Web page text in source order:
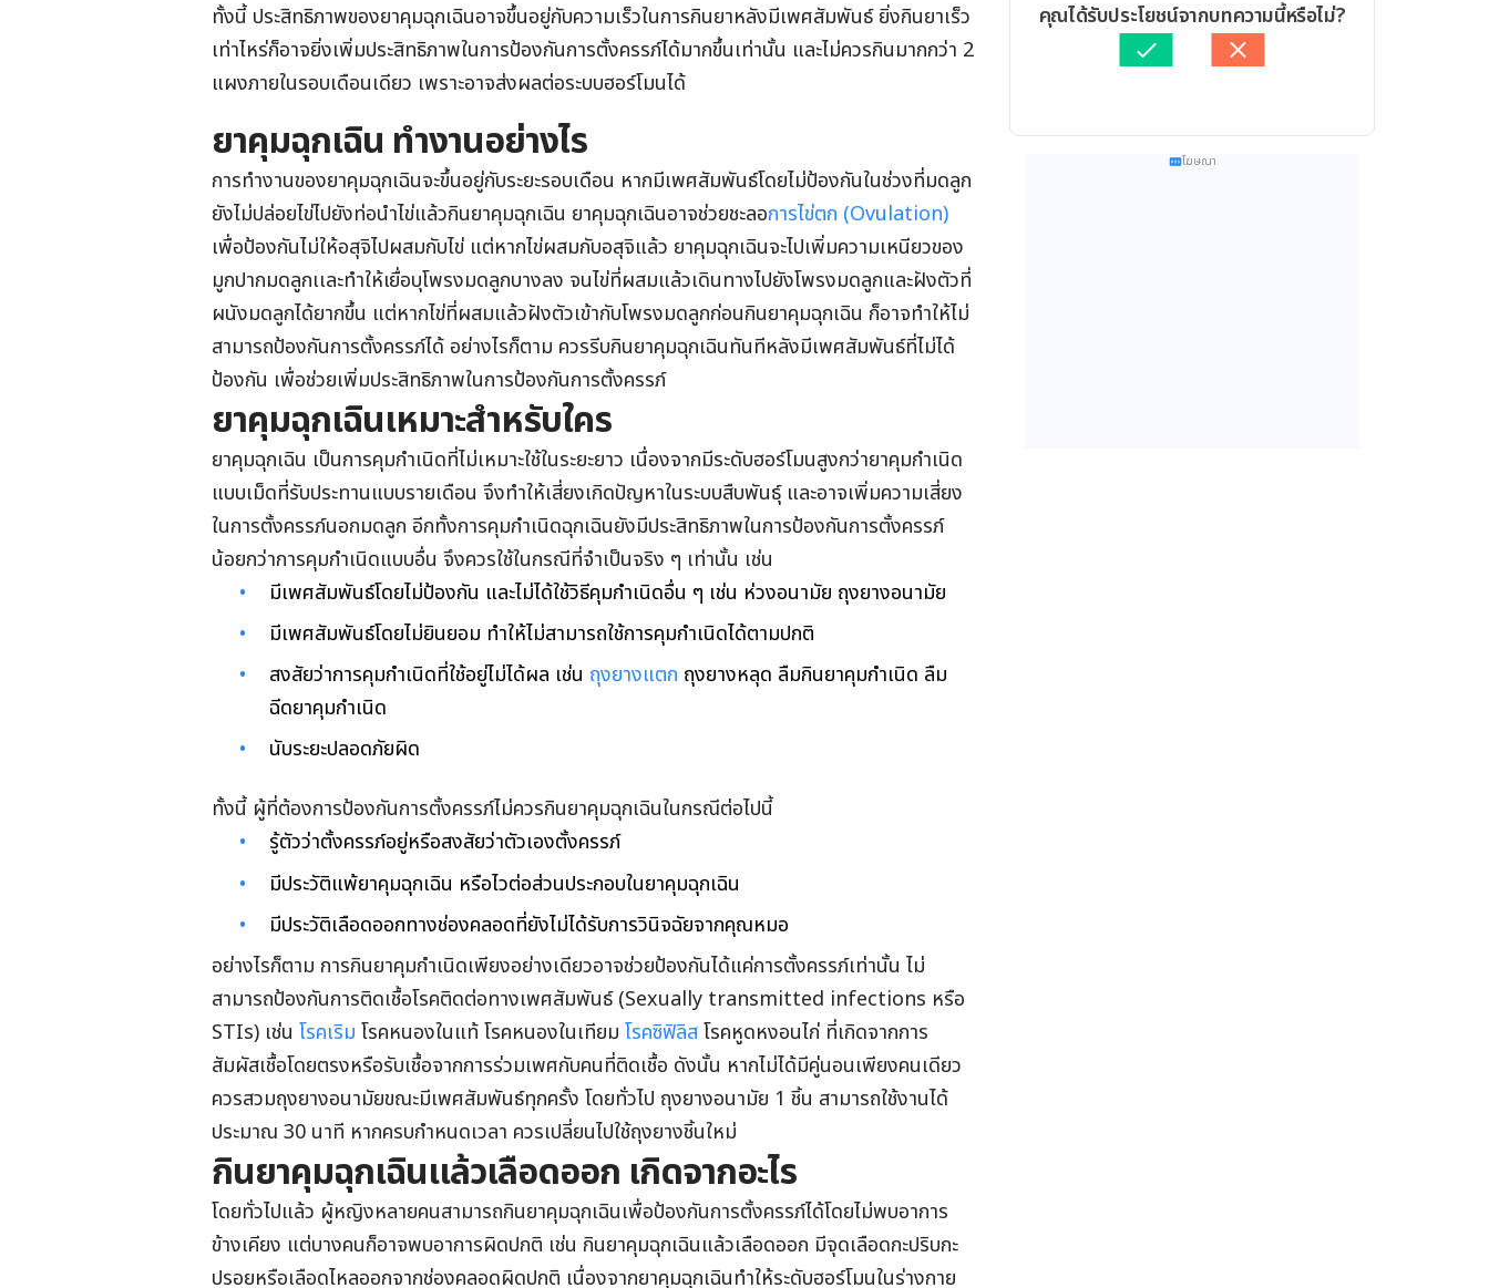
ทั้งนี้ ประสิทธิภาพของยาคุมฉุกเฉินอาจขึ้นอยู่กับความเร็วในการกินยาหลังมีเพศสัมพันธ์ ยิ่งกินยาเร็ว
เท่าไหร่ก็อาจยิ่งเพิ่มประสิทธิภาพในการป้องกันการตั้งครรภ์ได้มากขึ้นเท่านั้น และไม่ควรกินมากกว่า 2
แผงภายในรอบเดือนเดียว เพราะอาจส่งผลต่อระบบฮอร์โมนได้
ยาคุมฉุกเฉิน ทำงานอย่างไร
การทำงานของยาคุมฉุกเฉินจะขึ้นอยู่กับระยะรอบเดือน หากมีเพศสัมพันธ์โดยไม่ป้องกันในช่วงที่มดลูก
ยังไม่ปล่อยไข่ไปยังท่อนำไข่แล้วกินยาคุมฉุกเฉิน ยาคุมฉุกเฉินอาจช่วยชะลอการไข่ตก (Ovulation)
เพื่อป้องกันไม่ให้อสุจิไปผสมกับไข่ แต่หากไข่ผสมกับอสุจิแล้ว ยาคุมฉุกเฉินจะไปเพิ่มความเหนียวของ
มูกปากมดลูกเเละทำให้เยื่อบุโพรงมดลูกบางลง จนไข่ที่ผสมแล้วเดินทางไปยังโพรงมดลูกและฝังตัวที่
ผนังมดลูกได้ยากขึ้น แต่หากไข่ที่ผสมแล้วฝังตัวเข้ากับโพรงมดลูกก่อนกินยาคุมฉุกเฉิน ก็อาจทำให้ไม่
สามารถป้องกันการตั้งครรภ์ได้ อย่างไรก็ตาม ควรรีบกินยาคุมฉุกเฉินทันทีหลังมีเพศสัมพันธ์ที่ไม่ได้
ป้องกัน เพื่อช่วยเพิ่มประสิทธิภาพในการป้องกันการตั้งครรภ์
ยาคุมฉุกเฉินเหมาะสำหรับใคร
ยาคุมฉุกเฉิน เป็นการคุมกำเนิดที่ไม่เหมาะใช้ในระยะยาว เนื่องจากมีระดับฮอร์โมนสูงกว่ายาคุมกำเนิด
แบบเม็ดที่รับประทานแบบรายเดือน จึงทำให้เสี่ยงเกิดปัญหาในระบบสืบพันธุ์ และอาจเพิ่มความเสี่ยง
ในการตั้งครรภ์นอกมดลูก อีกทั้งการคุมกำเนิดฉุกเฉินยังมีประสิทธิภาพในการป้องกันการตั้งครรภ์
น้อยกว่าการคุมกำเนิดแบบอื่น จึงควรใช้ในกรณีที่จำเป็นจริง ๆ เท่านั้น เช่น
มีเพศสัมพันธ์โดยไม่ป้องกัน และไม่ได้ใช้วิธีคุมกำเนิดอื่น ๆ เช่น ห่วงอนามัย ถุงยางอนามัย
มีเพศสัมพันธ์โดยไม่ยินยอม ทำให้ไม่สามารถใช้การคุมกำเนิดได้ตามปกติ
สงสัยว่าการคุมกำเนิดที่ใช้อยู่ไม่ได้ผล เช่น ถุงยางแตก ถุงยางหลุด ลืมกินยาคุมกำเนิด ลืม
ฉีดยาคุมกำเนิด
นับระยะปลอดภัยผิด
ทั้งนี้ ผู้ที่ต้องการป้องกันการตั้งครรภ์ไม่ควรกินยาคุมฉุกเฉินในกรณีต่อไปนี้
รู้ตัวว่าตั้งครรภ์อยู่หรือสงสัยว่าตัวเองตั้งครรภ์
มีประวัติแพ้ยาคุมฉุกเฉิน หรือไวต่อส่วนประกอบในยาคุมฉุกเฉิน
มีประวัติเลือดออกทางช่องคลอดที่ยังไม่ได้รับการวินิจฉัยจากคุณหมอ
อย่างไรก็ตาม การกินยาคุมกำเนิดเพียงอย่างเดียวอาจช่วยป้องกันได้แค่การตั้งครรภ์เท่านั้น ไม่
สามารถป้องกันการติดเชื้อโรคติดต่อทางเพศสัมพันธ์ (Sexually transmitted infections หรือ
STIs) เช่น โรคเริม โรคหนองในแท้ โรคหนองในเทียม โรคซิฟิลิสโรคหูดหงอนไก่ ที่เกิดจากการ
สัมผัสเชื้อโดยตรงหรือรับเชื้อจากการร่วมเพศกับคนที่ติดเชื้อ ดังนั้น หากไม่ได้มีคู่นอนเพียงคนเดียว
ควรสวมถุงยางอนามัยขณะมีเพศสัมพันธ์ทุกครั้ง โดยทั่วไป ถุงยางอนามัย 1 ชิ้น สามารถใช้งานได้
ประมาณ 30 นาที หากครบกำหนดเวลา ควรเปลี่ยนไปใช้ถุงยางชิ้นใหม่
กินยาคุมฉุกเฉินแล้วเลือดออก เกิดจากอะไร
โดยทั่วไปแล้ว ผู้หญิงหลายคนสามารถกินยาคุมฉุกเฉินเพื่อป้องกันการตั้งครรภ์ได้โดยไม่พบอาการ
ข้างเคียง แต่บางคนก็อาจพบอาการผิดปกติ เช่น กินยาคุมฉุกเฉินแล้วเลือดออก มีจุดเลือดกะปริบกะ
ปรอยหรือเลือดไหลออกจากช่องคลอดผิดปกติ เนื่องจากยาคุมฉุกเฉินทำให้ระดับฮอร์โมนในร่างกาย
คุณได้รับประโยชน์จากบทความนี้หรือไม่?
โฆษณา